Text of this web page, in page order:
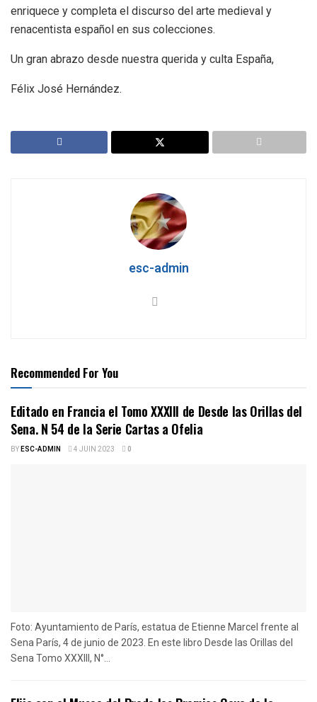
enriquece y completa el discurso del arte medieval y
renacentista español en sus colecciones.
Un gran abrazo desde nuestra querida y culta España,
Félix José Hernández.
esc-admin
Recommended For You
Editado en Francia el Tomo XXXIII de Desde las Orillas del
Sena. N 54 de la Serie Cartas a Ofelia
BYESC-ADMIN 4 JUIN 2023 0
Foto: Ayuntamiento de París, estatua de Etienne Marcel frente al
Sena París, 4 de junio de 2023. En este libro Desde las Orillas del
Sena Tomo XXXIII, N°...